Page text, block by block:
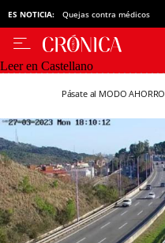
ES NOTICIA: Quejas contra médicos
Leer en Castellano
Pásate al MODO AHORRO